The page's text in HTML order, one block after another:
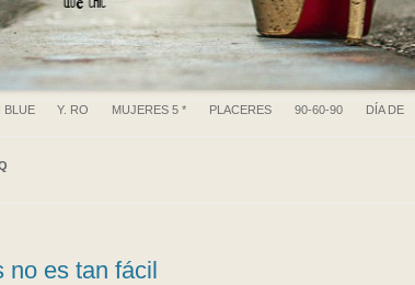
Ir al contenido
BLUE Y. RO MUJERES 5 * PLACERES 90-60-90 DÍA DE
no es tan fácil